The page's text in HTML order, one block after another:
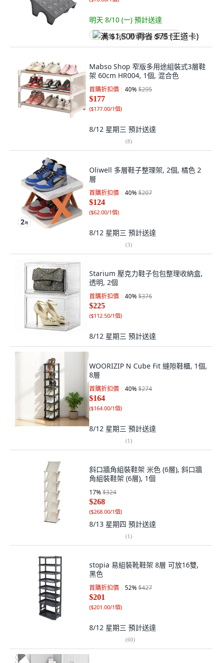
明天 8/10 (一) 預計送達
满 $1,500 再省 $75 (王道卡)
Mabso Shop 窄版多用途組裝式3層鞋
架 60cm HR004, 1個, 混合色
首購折扣價 40%$295
$177
($177.00/1個)
8/12 星期三 預計送達
(8)
Oliwell 多層鞋子整理架, 2個, 橘色 2
層
首購折扣價 40%$207
$124
($62.00/1個)
8/12 星期三 預計送達
(3)
Starium 壓克力鞋子包包整理收納盒,
透明, 2個
首購折扣價 40%$376
$225
($112.50/1個)
8/12 星期三 預計送達
WOORIZIP N Cube Fit 縫隙鞋櫃, 1個,
8層
首購折扣價 40%$274
$164
($164.00/1個)
8/12 星期三 預計送達
(1)
斜口牆角組裝鞋架 米色 (6層), 斜口牆
角組裝鞋架 (6層), 1個
17%$324
$268
($268.00/1個)
8/13 星期四 預計送達
(1)
stopia 易組裝靴鞋架 8層 可放16雙,
黑色
首購折扣價 52%$427
$201
($201.00/1個)
8/12 星期三 預計送達
(60)